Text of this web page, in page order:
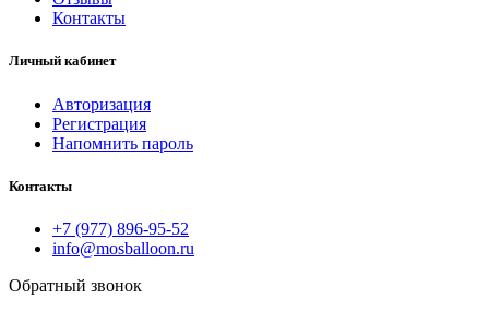
Контакты
Личный кабинет
Авторизация
Регистрация
Напомнить пароль
Контакты
+7 (977) 896-95-52
info@mosballoon.ru
Обратный звонок